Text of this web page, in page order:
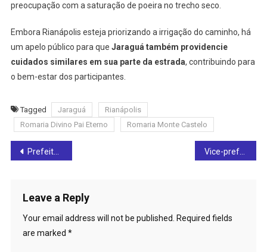
preocupação com a saturação de poeira no trecho seco.
Embora Rianápolis esteja priorizando a irrigação do caminho, há
um apelo público para que Jaraguá também providencie
cuidados similares em sua parte da estrada, contribuindo para
o bem-estar dos participantes.
Tagged Jaraguá
Rianápolis
Romaria Divino Pai Eterno
Romaria Monte Castelo
Post
Prefeitura de Ceres implanta novas sinalizações de trânsito para melhorar a segurança
Leave a Reply
Your email address will not be published.
Required fields
are marked *